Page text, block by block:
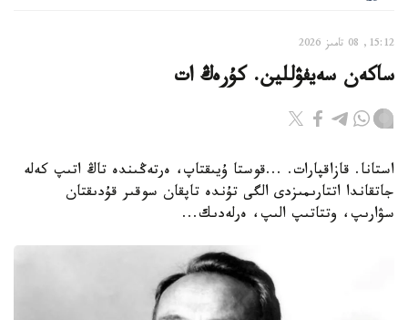
15:12, 08 تامىز 2026
ساكەن سەيفۋللين. كۇرەڭ ات
استانا. قازاقپارات. ...قوستا ۇيىقتاپ، ەرتەڭىندە تاڭ اتىپ كەلە
جاتقاندا اتتارىمىزدى الگى تۇندە تاپقان سوقىر قۇدىقتان
سۋارىپ، وتتاتىپ الىپ، ەرلەدىك...